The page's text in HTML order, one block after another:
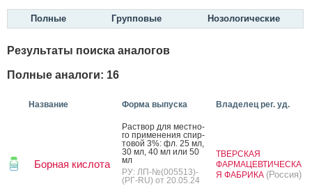
Полные Групповые Нозологические
Результаты поиска аналогов
Полные аналоги: 16
Название Форма выпуска Владелец рег. уд.
Борная кислота
Рас­твор для мес­тно­
го при­мене­ния спир­
то­вой 3%: фл. 25 мл,
30 мл, 40 мл или 50
мл
РУ: ЛП-№(005513)-
(РГ-RU) от 20.05.24
ТВЕРСКАЯ
ФАРМАЦЕВТИЧЕСКА
Я ФАБРИКА (Россия)